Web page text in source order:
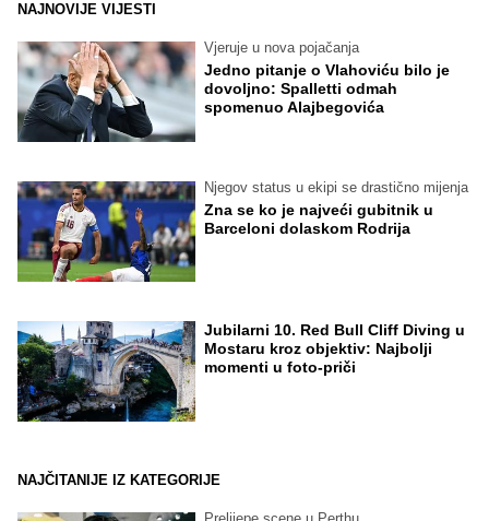
NAJNOVIJE VIJESTI
Vjeruje u nova pojačanja
Jedno pitanje o Vlahoviću bilo je
dovoljno: Spalletti odmah
spomenuo Alajbegovića
Njegov status u ekipi se drastično mijenja
Zna se ko je najveći gubitnik u
Barceloni dolaskom Rodrija
Jubilarni 10. Red Bull Cliff Diving u
Mostaru kroz objektiv: Najbolji
momenti u foto-priči
NAJČITANIJE IZ KATEGORIJE